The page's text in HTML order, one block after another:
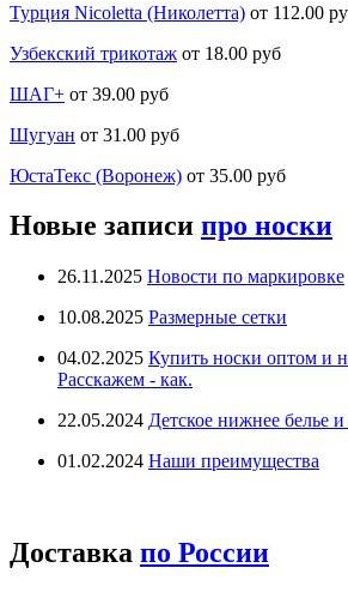
Турция Nicoletta (Николетта) от 112.00
Узбекский трикотаж от 18.00 руб
ШАГ+ от 39.00 руб
Шугуан от 31.00 руб
ЮстаТекс (Воронеж) от 35.00 руб
Новые записи про носки
26.11.2025 Новости по маркировке
10.08.2025 Размерные сетки
04.02.2025 Купить носки оптом и
Расскажем - как.
22.05.2024 Детское нижнее белье
01.02.2024 Наши преимущества
Доставка по России